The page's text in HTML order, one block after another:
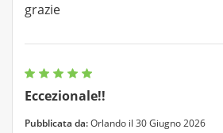
grazie
Eccezionale!!
Pubblicata da:Orlando il 30 Giugno 2026